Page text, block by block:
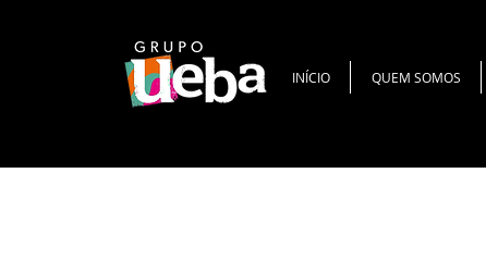
INÍCIO QUEM SOMOS